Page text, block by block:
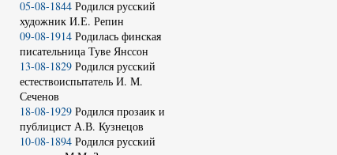
05-08-1844 Родился русский
художник И.Е. Репин
09-08-1914 Родилась финская
писательница Туве Янссон
13-08-1829 Родился русский
естествоиспытатель И. М.
Сеченов
18-08-1929 Родился прозаик и
публицист А.В. Кузнецов
10-08-1894 Родился русский